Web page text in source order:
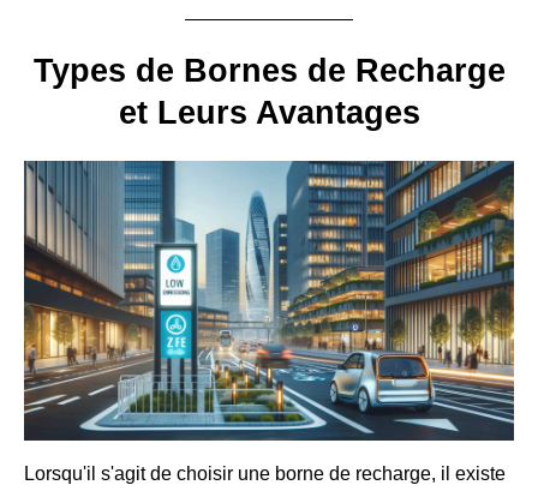
Types de Bornes de Recharge
et Leurs Avantages
Lorsqu'il s'agit de choisir une borne de recharge, il existe